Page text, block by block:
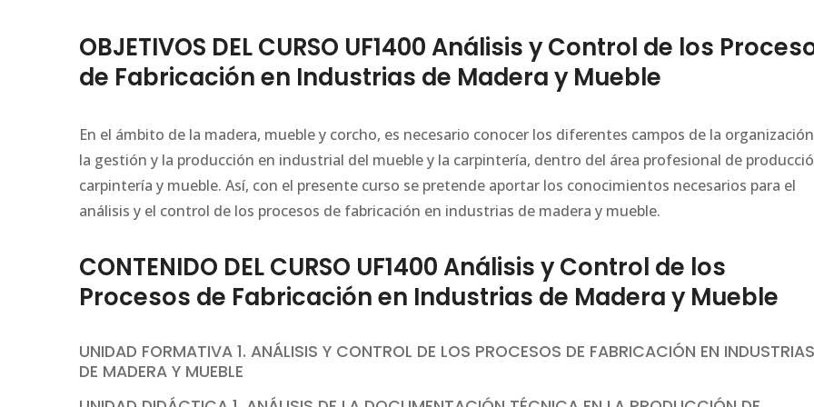
OBJETIVOS DEL CURSO UF1400 Análisis y Control de los
de Fabricación en Industrias de Madera y Mueble
En el ámbito de la madera, mueble y corcho, es necesario conocer los diferentes campos de la
la gestión y la producción en industrial del mueble y la carpintería, dentro del área profesional de
carpintería y mueble. Así, con el presente curso se pretende aportar los conocimientos necesarios para el
análisis y el control de los procesos de fabricación en industrias de madera y mueble.
CONTENIDO DEL CURSO UF1400 Análisis y Control de los
Procesos de Fabricación en Industrias de Madera y Mueble
UNIDAD FORMATIVA 1. ANÁLISIS Y CONTROL DE LOS PROCESOS DE FABRICACIÓN EN INDUSTRIAS
DE MADERA Y MUEBLE